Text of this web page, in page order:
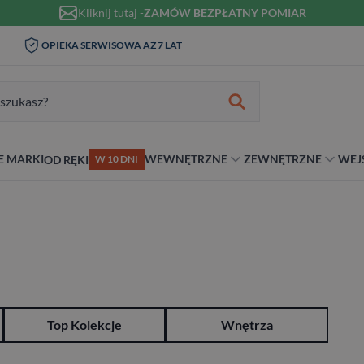
Kliknij tutaj -ZAMÓW BEZPŁATNY POMIAR
OPIEKA SERWISOWA AŻ 7 LAT
MARKIOD RĘKI W 10 DNI WEWNĘTRZNE ZEWNĘTRZNE
Top Kolekcje Wnętrza